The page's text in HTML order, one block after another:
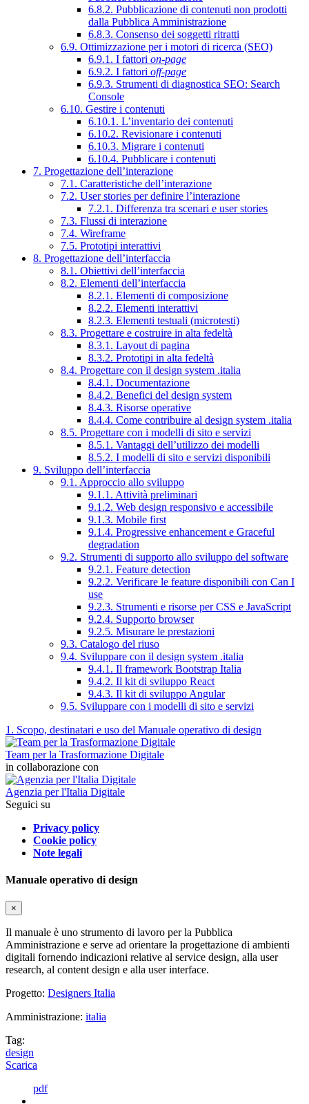
6.8.2. Pubblicazione di contenuti non prodotti
dalla Pubblica Amministrazione
6.8.3. Consenso dei soggetti ritratti
6.9. Ottimizzazione per i motori di ricerca (SEO)
6.9.1. I fattori on-page
6.9.2. I fattori off-page
6.9.3. Strumenti di diagnostica SEO: Search
Console
6.10. Gestire i contenuti
6.10.1. L’inventario dei contenuti
6.10.2. Revisionare i contenuti
6.10.3. Migrare i contenuti
6.10.4. Pubblicare i contenuti
7. Progettazione dell’interazione
7.1. Caratteristiche dell’interazione
7.2. User stories per definire l’interazione
7.2.1. Differenza tra scenari e user stories
7.3. Flussi di interazione
7.4. Wireframe
7.5. Prototipi interattivi
8. Progettazione dell’interfaccia
8.1. Obiettivi dell’interfaccia
8.2. Elementi dell’interfaccia
8.2.1. Elementi di composizione
8.2.2. Elementi interattivi
8.2.3. Elementi testuali (microtesti)
8.3. Progettare e costruire in alta fedeltà
8.3.1. Layout di pagina
8.3.2. Prototipi in alta fedeltà
8.4. Progettare con il design system .italia
8.4.1. Documentazione
8.4.2. Benefici del design system
8.4.3. Risorse operative
8.4.4. Come contribuire al design system .italia
8.5. Progettare con i modelli di sito e servizi
8.5.1. Vantaggi dell’utilizzo dei modelli
8.5.2. I modelli di sito e servizi disponibili
9. Sviluppo dell’interfaccia
9.1. Approccio allo sviluppo
9.1.1. Attività preliminari
9.1.2. Web design responsivo e accessibile
9.1.3. Mobile first
9.1.4. Progressive enhancement e Graceful
degradation
9.2. Strumenti di supporto allo sviluppo del software
9.2.1. Feature detection
9.2.2. Verificare le feature disponibili con Can I
use
9.2.3. Strumenti e risorse per CSS e JavaScript
9.2.4. Supporto browser
9.2.5. Misurare le prestazioni
9.3. Catalogo del riuso
9.4. Sviluppare con il design system .italia
9.4.1. Il framework Bootstrap Italia
9.4.2. Il kit di sviluppo React
9.4.3. Il kit di sviluppo Angular
9.5. Sviluppare con i modelli di sito e servizi
1. Scopo, destinatari e uso del Manuale operativo di design
Team per la Trasformazione Digitale
in collaborazione con
Agenzia per l'Italia Digitale
Seguici su
Privacy policy
Cookie policy
Note legali
Manuale operativo di design
×
Il manuale è uno strumento di lavoro per la Pubblica
Amministrazione e serve ad orientare la progettazione di ambienti
digitali fornendo indicazioni relative al service design, alla user
research, al content design e alla user interface.
Progetto: Designers Italia
Amministrazione: italia
Tag:
design
Scarica
pdf